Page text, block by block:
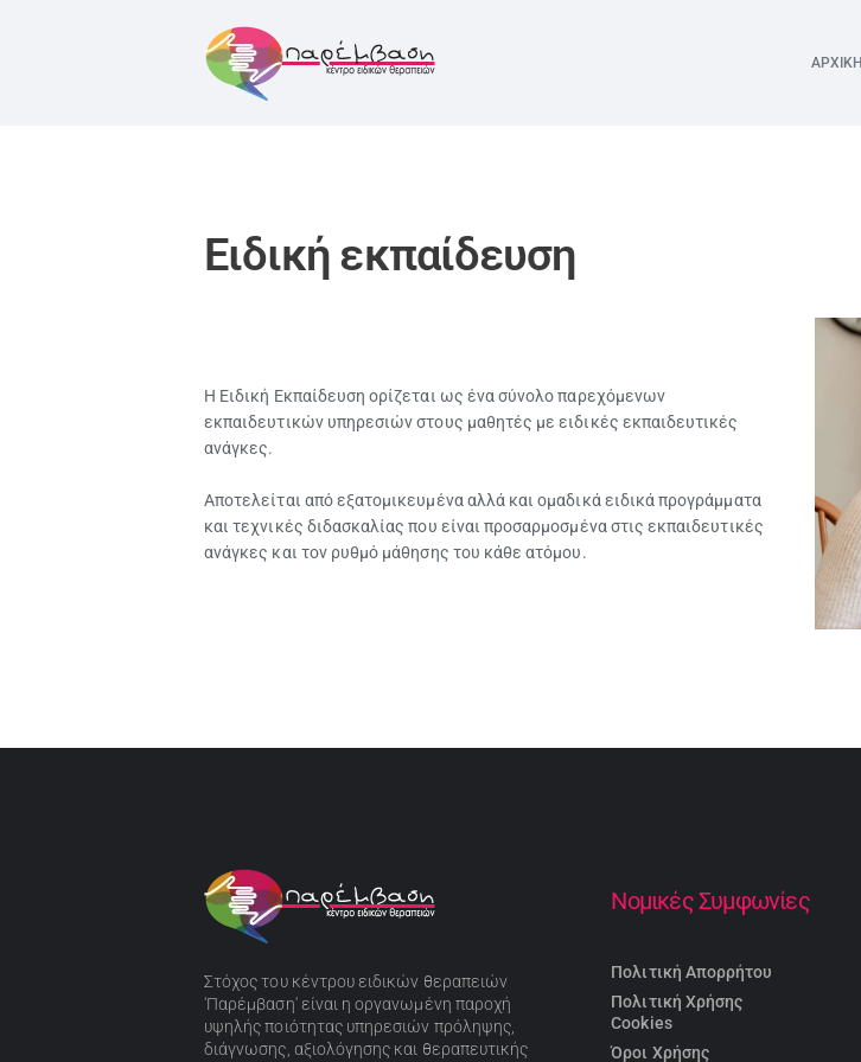
ΑΡΧΙΚΗ
BLOG
Ειδική εκπαίδευση
Η Ειδική Εκπαίδευση ορίζεται ως ένα σύνολο παρεχόμενων
εκπαιδευτικών υπηρεσιών στους μαθητές με ειδικές εκπαιδευτικές
ανάγκες.
Αποτελείται από εξατομικευμένα αλλά και ομαδικά ειδικά προγράμματα
και τεχνικές διδασκαλίας που είναι προσαρμοσμένα στις εκπαιδευτικές
ανάγκες και τον ρυθμό μάθησης του κάθε ατόμου.
Στόχος του κέντρου ειδικών θεραπειών
'Παρέμβαση' είναι η οργανωμένη παροχή
υψηλής ποιότητας υπηρεσιών πρόληψης,
διάγνωσης, αξιολόγησης και θεραπευτικής
Νομικές Συμφωνίες
Πολιτική Απορρήτου
Πολιτική Χρήσης
Cookies
Όροι Χρήσης